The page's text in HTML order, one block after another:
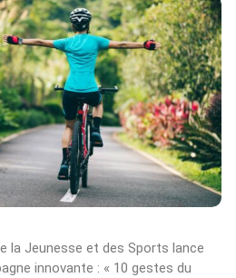
la Jeunesse et des Sports lance
innovante : « 10 gestes du